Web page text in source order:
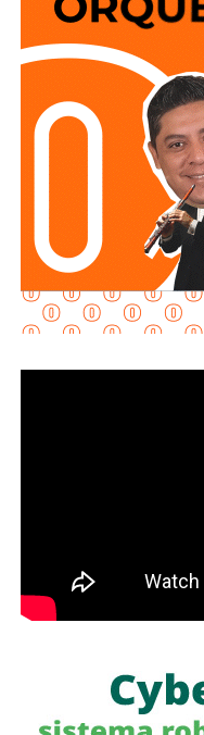
qué acción realizaban
Adelantó que el
hubo alguna
Al momento de la
contacto con
Juan
García Cázaresllamó a
cualquier conducta
“apertura total” de la